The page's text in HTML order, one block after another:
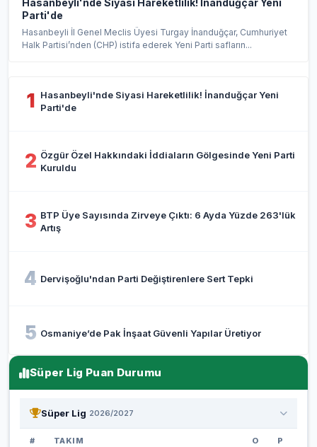
Hasanbeyli'nde Siyasi Hareketlilik! İnanduğçar Yeni
Parti'de
Hasanbeyli İl Genel Meclis Üyesi Turgay İnanduğçar, Cumhuriyet
Halk Partisi’nden (CHP) istifa ederek Yeni Parti safların...
1 Hasanbeyli'nde Siyasi Hareketlilik! İnanduğçar Yeni
Parti'de
2 Özgür Özel Hakkındaki İddiaların Gölgesinde Yeni Parti
Kuruldu
3 BTP Üye Sayısında Zirveye Çıktı: 6 Ayda Yüzde 263'lük
Artış
4 Dervişoğlu'ndan Parti Değiştirenlere Sert Tepki
5 Osmaniye’de Pak İnşaat Güvenli Yapılar Üretiyor
Süper Lig Puan Durumu
Süper Lig 2026/2027
# TAKIM O P